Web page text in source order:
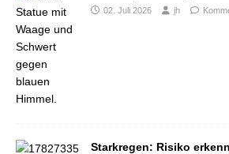
02. Juli 2026 jh
Starkregen: Risiko